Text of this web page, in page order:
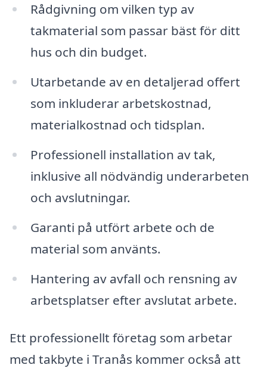
Rådgivning om vilken typ av
takmaterial som passar bäst för ditt
hus och din budget.
Utarbetande av en detaljerad offert
som inkluderar arbetskostnad,
materialkostnad och tidsplan.
Professionell installation av tak,
inklusive all nödvändig underarbeten
och avslutningar.
Garanti på utfört arbete och de
material som använts.
Hantering av avfall och rensning av
arbetsplatser efter avslutat arbete.
Ett professionellt företag som arbetar
med takbyte i Tranås kommer också att